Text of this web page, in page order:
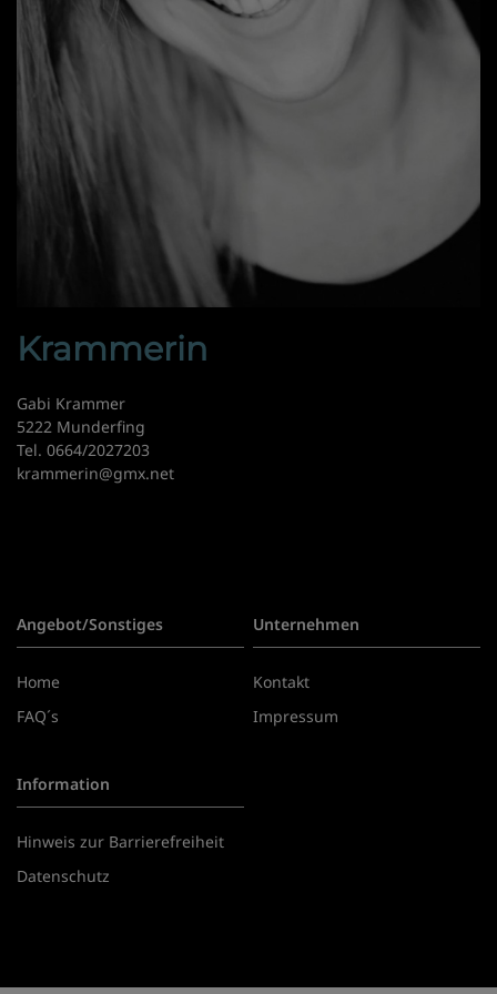
Krammerin
Gabi Krammer
5222 Munderfing
Tel. 0664/2027203
krammerin@gmx.net
Angebot/Sonstiges
Home
FAQ´s
Unternehmen
Kontakt
Impressum
Information
Hinweis zur Barrierefreiheit
Datenschutz